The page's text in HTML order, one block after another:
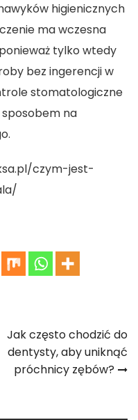
higienicznych
ma wczesna
tylko wtedy
bez ingerencji w
stomatologiczne
na
czym-jest-
Jak często chodzić do
dentysty, aby uniknąć
próchnicy zębów?